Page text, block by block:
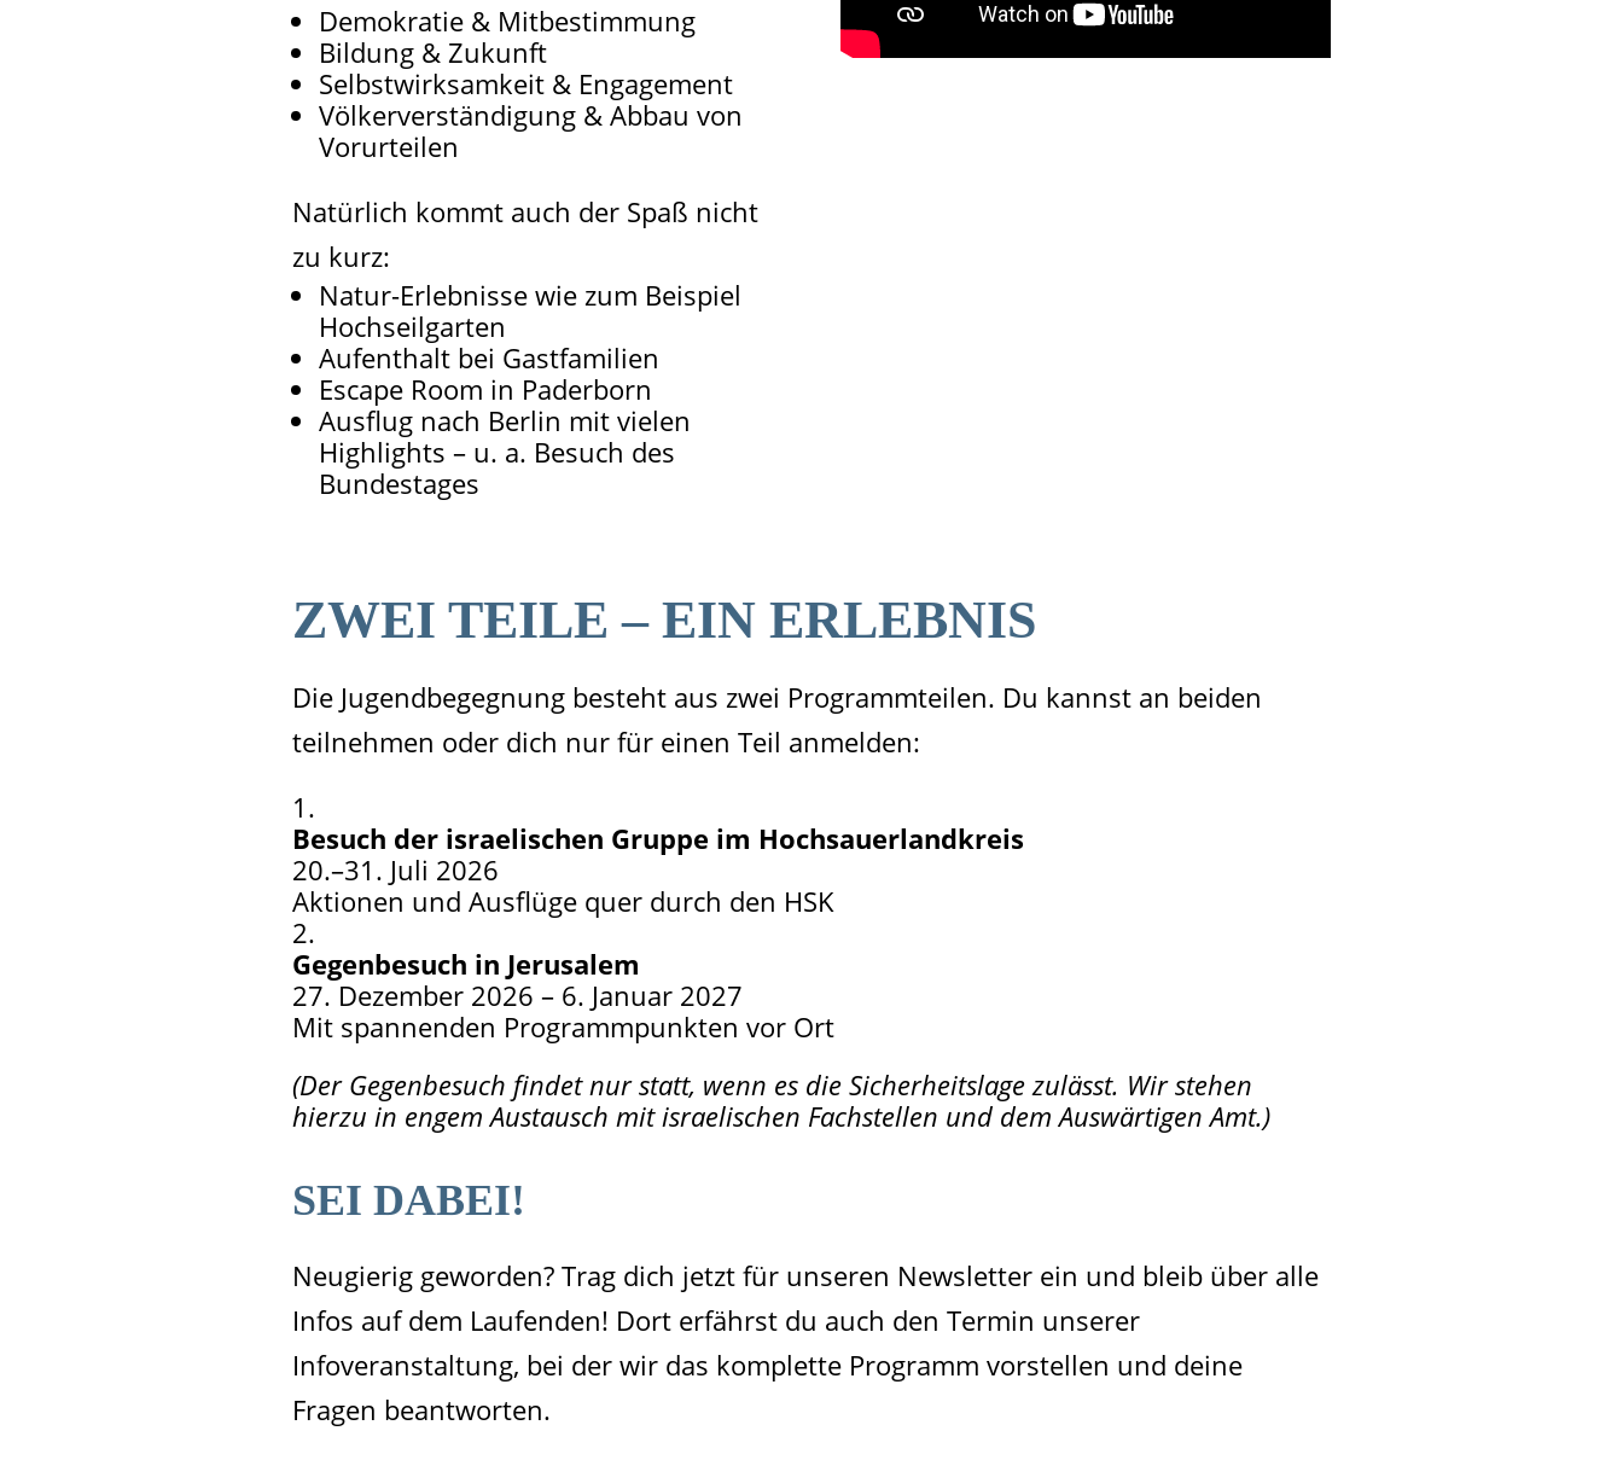
Demokratie & Mitbestimmung
Bildung & Zukunft
Selbstwirksamkeit & Engagement
Völkerverständigung & Abbau von
Vorurteilen
Natürlich kommt auch der Spaß nicht
zu kurz:
Natur-Erlebnisse wie zum Beispiel
Hochseilgarten
Aufenthalt bei Gastfamilien
Escape Room in Paderborn
Ausflug nach Berlin mit vielen
Highlights – u. a. Besuch des
Bundestages
ZWEI TEILE – EIN ERLEBNIS
Die Jugendbegegnung besteht aus zwei Programmteilen. Du kannst an beiden
teilnehmen oder dich nur für einen Teil anmelden:
Besuch der israelischen Gruppe im Hochsauerlandkreis
20.–31. Juli 2026
Aktionen und Ausflüge quer durch den HSK
Gegenbesuch in Jerusalem
27. Dezember 2026 – 6. Januar 2027
Mit spannenden Programmpunkten vor Ort
(Der Gegenbesuch findet nur statt, wenn es die Sicherheitslage zulässt. Wir stehen
hierzu in engem Austausch mit israelischen Fachstellen und dem Auswärtigen Amt.)
SEI DABEI!
Neugierig geworden? Trag dich jetzt für unseren Newsletter ein und bleib über alle
Infos auf dem Laufenden! Dort erfährst du auch den Termin unserer
Infoveranstaltung, bei der wir das komplette Programm vorstellen und deine
Fragen beantworten.